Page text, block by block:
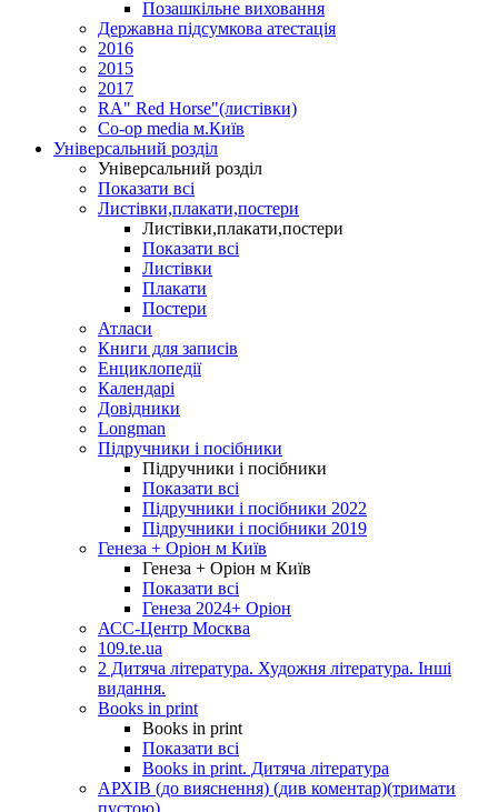
Позашкільне виховання
Державна підсумкова атестація
2016
2015
2017
RA" Red Horse"(листівки)
Co-op media м.Київ
Універсальний розділ
Універсальний розділ
Показати всі
Листівки,плакати,постери
Листівки,плакати,постери
Показати всі
Листівки
Плакати
Постери
Атласи
Книги для записів
Енциклопедії
Календарі
Довідники
Longman
Підручники і посібники
Підручники і посібники
Показати всі
Підручники і посібники 2022
Підручники і посібники 2019
Генеза + Оріон м Київ
Генеза + Оріон м Київ
Показати всі
Генеза 2024+ Оріон
АСС-Центр Москва
109.te.ua
2 Дитяча література. Художня література. Інші
видання.
Books in print
Books in print
Показати всі
Books in print. Дитяча література
АРХІВ (до вияснення) (див коментар)(тримати
пустою)